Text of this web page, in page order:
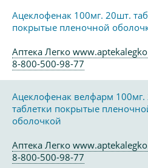
Ацеклофенак 100мг. 20шт.
покрытые пленочной
Аптека Легко
8-800-500-98-77
Ацеклофенак велфарм 100мг.
таблетки покрытые
оболочкой
Аптека Легко
8-800-500-98-77